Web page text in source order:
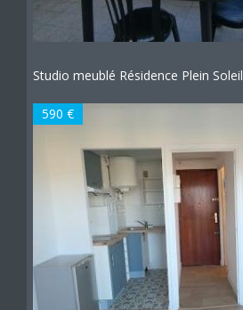
Studio meublé Résidence Plein Soleil
590 €